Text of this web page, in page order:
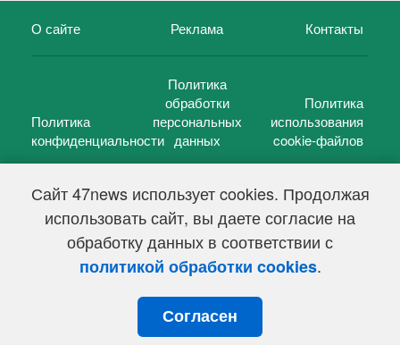
Сайт 47news использует cookies. Продолжая
использовать сайт, вы даете согласие на
обработку данных в соответствии с
политикой обработки cookies.
Согласен
О сайте Реклама Контакты
Политика
конфиденциальности
Политика
обработки
персональных
данных
Политика
использования
cookie-файлов
47 новостей (47 news)2005 — 2026 г.
Свидетельство о регистрации СМИ Эл № ФС 77-39848, выдано
Федеральной службой по надзору в сфере связи,
информационных технологий и массовых коммуникаций